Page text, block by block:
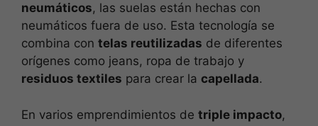
neumáticos, las suelas están hechas con
neumáticos fuera de uso. Esta tecnología se
combina con telas reutilizadas de diferentes
orígenes como jeans, ropa de trabajo y
residuos textiles para crear la capellada.
En varios emprendimientos de triple impacto,